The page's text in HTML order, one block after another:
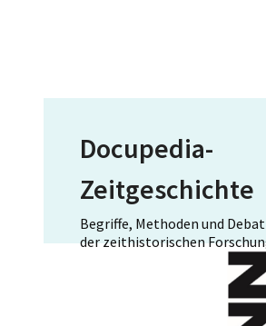
Docupedia-
Zeitgeschichte
Begriffe, Methoden und
der zeithistorischen